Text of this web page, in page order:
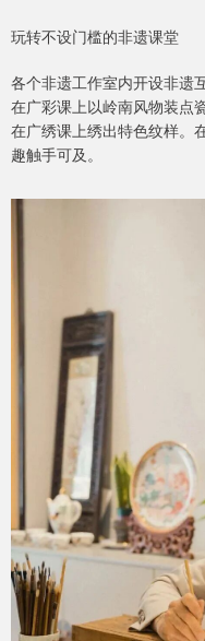
玩转不设门槛的非遗课堂
各个非遗工作室内开设非遗
在广彩课上以岭南风物装点
在广绣课上绣出特色纹样。
趣触手可及。